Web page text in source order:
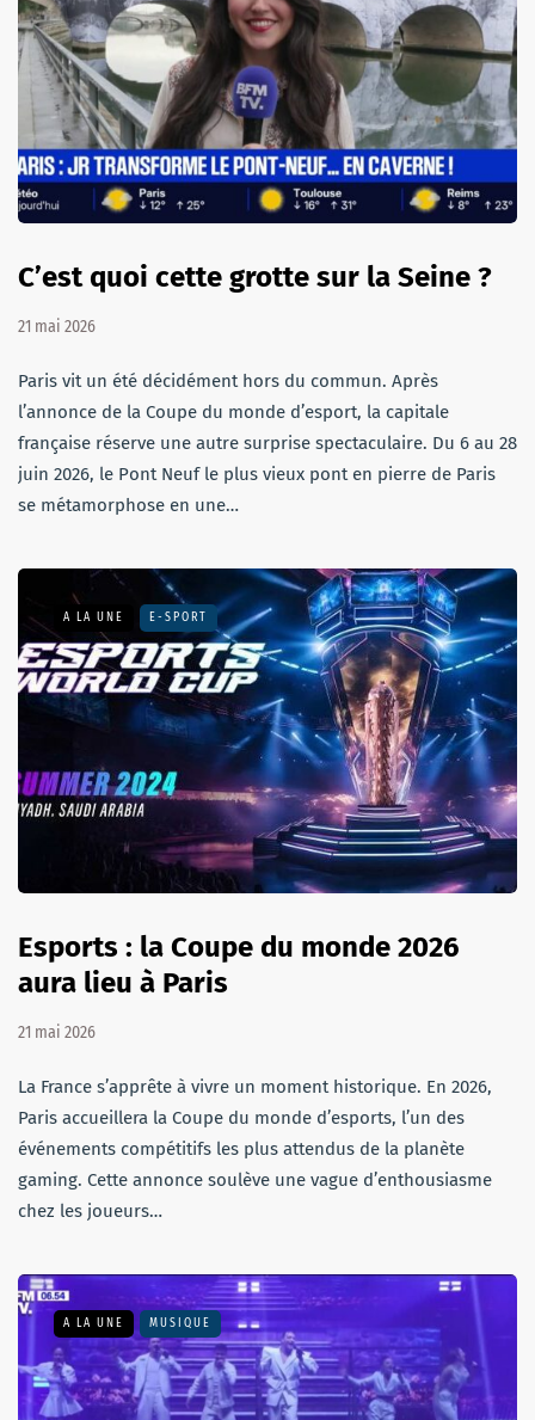
C’est quoi cette grotte sur la Seine ?
21 mai 2026
Paris vit un été décidément hors du commun. Après
l’annonce de la Coupe du monde d’esport, la capitale
française réserve une autre surprise spectaculaire. Du 6 au 28
juin 2026, le Pont Neuf le plus vieux pont en pierre de Paris
se métamorphose en une…
A LA UNE E-SPORT
Esports : la Coupe du monde 2026
aura lieu à Paris
21 mai 2026
La France s’apprête à vivre un moment historique. En 2026,
Paris accueillera la Coupe du monde d’esports, l’un des
événements compétitifs les plus attendus de la planète
gaming. Cette annonce soulève une vague d’enthousiasme
chez les joueurs…
A LA UNE MUSIQUE